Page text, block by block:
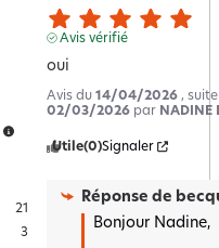
21
3
Avis vérifié
oui
Avis du 14/04/2026 ,
02/03/2026 par NADINE
Utile(0)Signaler
Réponse de
Bonjour Nadine,